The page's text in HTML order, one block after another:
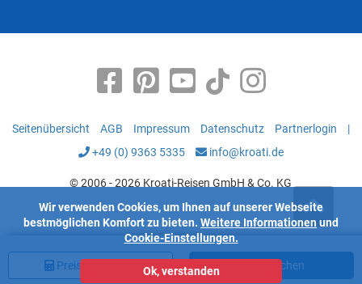
Preis Jetzt buchen
Seitenübersicht AGB Impressum Datenschutz Partnerlogin
|
+49 (0) 9363 5335
info@kroati.de
© 2006 - 2026 Kroati-Reisen GmbH & Co. KG
Wir verwenden Cookies, um Ihnen auf unserer Webseite
bestmöglichen Komfort zu bieten. Weitere Informationen und
Cookie-Einstellungen.
Ok, verstanden